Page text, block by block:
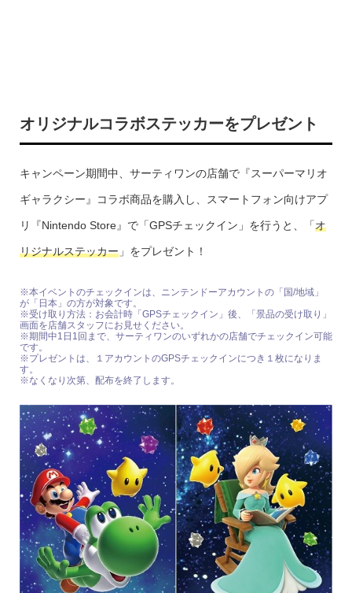
オリジナルコラボステッカーをプレゼント
キャンペーン期間中、サーティワンの店舗で『スーパーマリオ
ギャラクシー』コラボ商品を購入し、スマートフォン向けアプ
リ『Nintendo Store』で「GPSチェックイン」を行うと、「オ
リジナルステッカー」をプレゼント！
※本イベントのチェックインは、ニンテンドーアカウントの「国/地域」
が「日本」の方が対象です。
※受け取り方法：お会計時「GPSチェックイン」後、「景品の受け取り」
画面を店舗スタッフにお見せください。
※期間中1日1回まで、サーティワンのいずれかの店舗でチェックイン可能
です。
※プレゼントは、１アカウントのGPSチェックインにつき１枚になりま
す。
※なくなり次第、配布を終了します。